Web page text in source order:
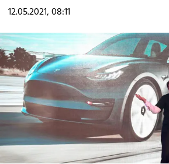
12.05.2021, 08:11